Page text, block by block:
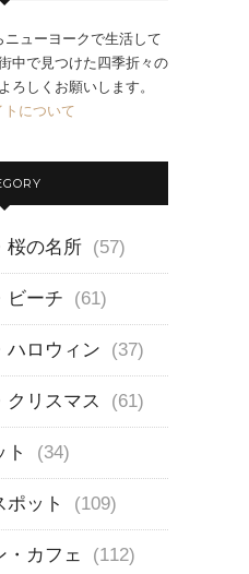
ューヨークで生活して
中で見つけた四季折々の
ろしくお願いします。
トについて
桜の名所 (57)
ビーチ (61)
ハロウィン (37)
クリスマス (61)
ト (34)
ポット (109)
・カフェ (112)